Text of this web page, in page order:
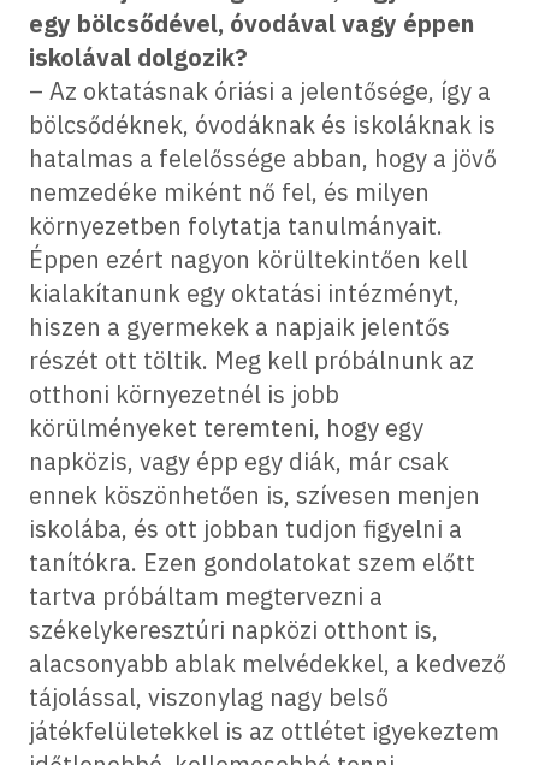
egy bölcsődével, óvodával vagy éppen
iskolával dolgozik?
– Az oktatásnak óriási a jelentősége, így a
bölcsődéknek, óvodáknak és iskoláknak is
hatalmas a felelőssége abban, hogy a jövő
nemzedéke miként nő fel, és milyen
környezetben folytatja tanulmányait.
Éppen ezért nagyon körültekintően kell
kialakítanunk egy oktatási intézményt,
hiszen a gyermekek a napjaik jelentős
részét ott töltik. Meg kell próbálnunk az
otthoni környezetnél is jobb
körülményeket teremteni, hogy egy
napközis, vagy épp egy diák, már csak
ennek köszönhetően is, szívesen menjen
iskolába, és ott jobban tudjon figyelni a
tanítókra. Ezen gondolatokat szem előtt
tartva próbáltam megtervezni a
székelykeresztúri napközi otthont is,
alacsonyabb ablak melvédekkel, a kedvező
tájolással, viszonylag nagy belső
játékfelületekkel is az ottlétet igyekeztem